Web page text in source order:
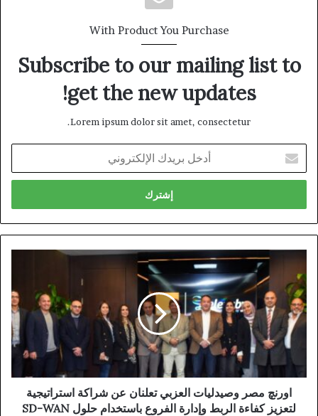
With Product You Purchase
Subscribe to our mailing list to
get the new updates!
Lorem ipsum dolor sit amet, consectetur.
بريدك
الإلكتروني
اورنچ مصر وصيدليات العزبي تعلنان عن شراكة استراتيجية
لتعزيز كفاءة الربط وإدارة الفروع باستخدام حلول SD-WAN